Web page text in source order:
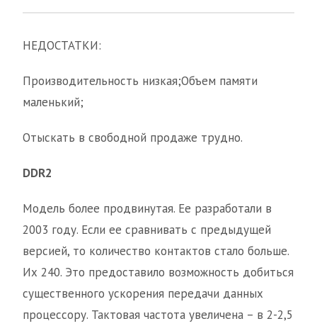
НЕДОСТАТКИ:
Производительность низкая;Объем памяти
маленький;
Отыскать в свободной продаже трудно.
DDR2
Модель более продвинутая. Ее разработали в
2003 году. Если ее сравнивать с предыдущей
версией, то количество контактов стало больше.
Их 240. Это предоставило возможность добиться
существенного ускорения передачи данных
процессору. Тактовая частота увеличена – в 2-2,5